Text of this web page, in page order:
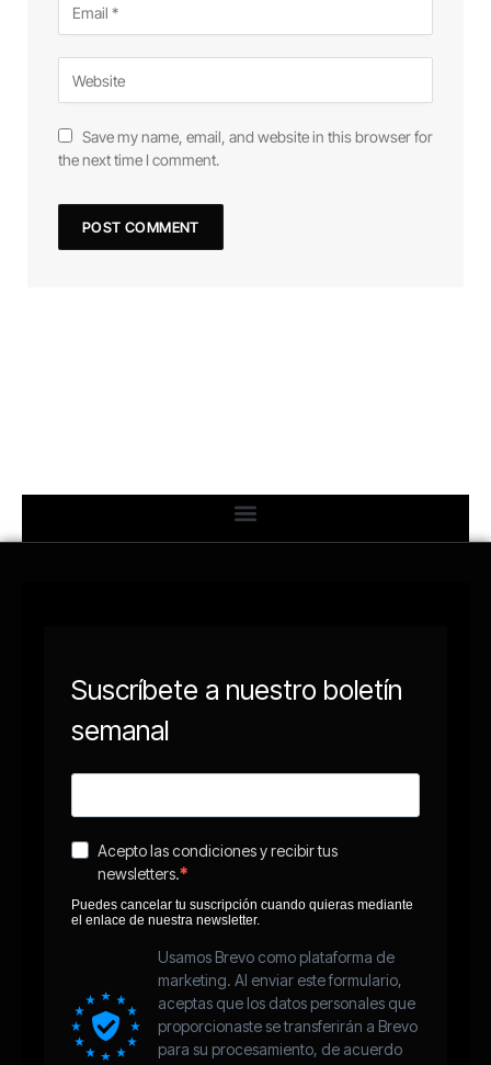
Save my name, email, and website in this browser for
the next time I comment.